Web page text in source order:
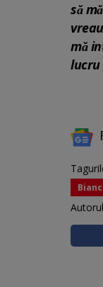
să
mă
lucru